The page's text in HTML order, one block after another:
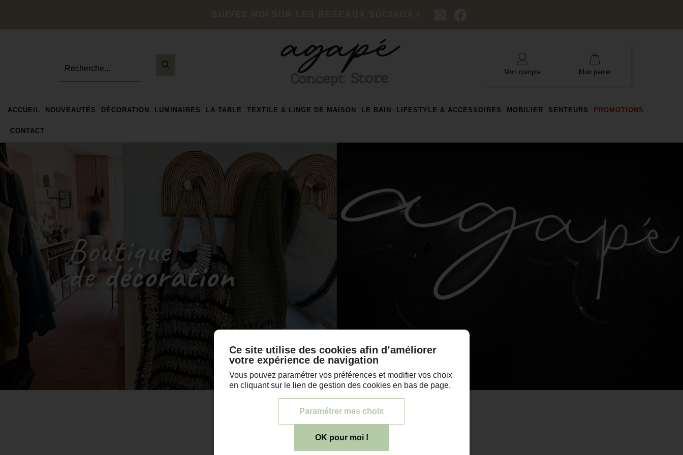
Recherche... Mon compte Mon panier
ACCUEIL NOUVEAUTÉS DÉCORATION LUMINAIRES LA TABLE TEXTILE & LINGE DE MAISON LE BAIN LIFESTYLE & ACCESSOIRES MOBILIER SENTEURS PROMOTIONS
CONTACT
Ce site utilise des cookies afin d’améliorer
votre expérience de navigation
Vous pouvez paramétrer vos préférences et modifier vos choix
en cliquant sur le lien de gestion des cookies en bas de page.
Paramétrer mes choix
OK pour moi !